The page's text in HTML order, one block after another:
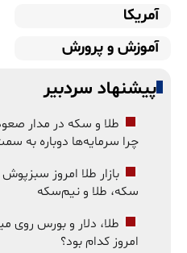
آمریکا
آموزش و پرورش
پیشنهاد سردبیر
طلا و سکه در مدار
چرا سرمایه‌ها دوباره به
بازار طلا امروز
سکه، طلا و نیم‌سکه
طلا، دلار و بورس روی
امروز کدام بود؟